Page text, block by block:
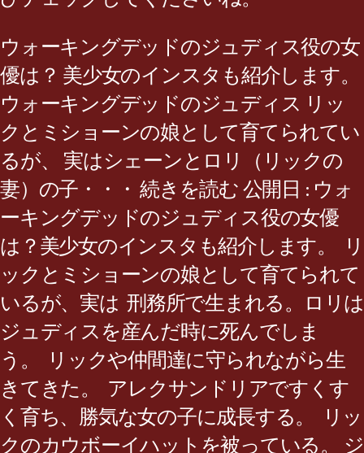
ウォーキングデッドのジュディス役の女
優は？ 美少女のインスタも紹介します。
ウォーキングデッドのジュディス リッ
クとミショーンの娘として育てられてい
るが、 実はシェーンとロリ（リックの
妻）の子・・・ 続きを読む 公開日 : ウォ
ーキングデッドのジュディス役の女優
は？美少女のインスタも紹介します。 リ
ックとミショーンの娘として育てられて
いるが、実は 刑務所で生まれる。ロリは
ジュディスを産んだ時に死んでしま
う。 リックや仲間達に守られながら生
きてきた。 アレクサンドリアですくす
く育ち、勝気な女の子に成長する。 リッ
クのカウボーイハットを被っている。 ジ